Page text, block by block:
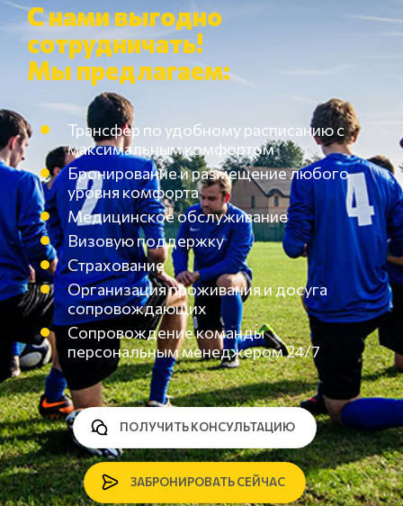
С нами выгодно
сотрудничать!
Мы предлагаем:
Трансфер по удобному расписанию с
максимальным комфортом
Бронирование и размещение любого
уровня комфорта
Медицинское обслуживание
Визовую поддержку
Страхование
Организация проживания и досуга
сопровождающих
Сопровождение команды
персональным менеджером 24/7
ЗАБРОНИРОВАТЬ СЕЙЧАС
ПОЛУЧИТЬ КОНСУЛЬТАЦИЮ